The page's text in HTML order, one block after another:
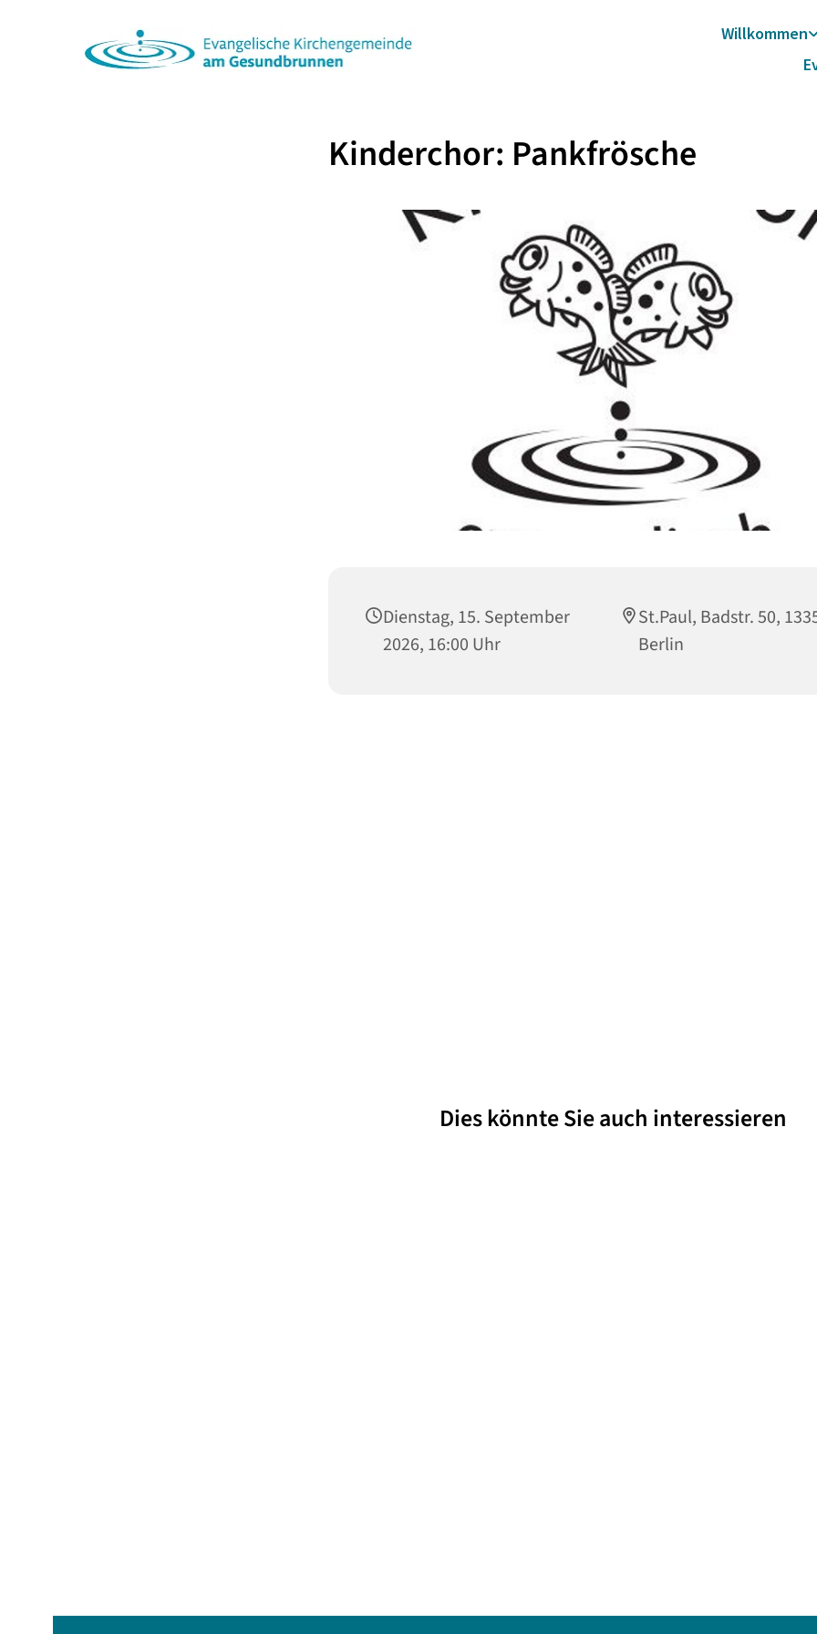
Willkommen
Kinderchor: Pankfrösche
Dienstag, 15. September
2026, 16:00 Uhr
St.Paul, Badstr. 50,
Berlin
Dies könnte Sie auch interessieren